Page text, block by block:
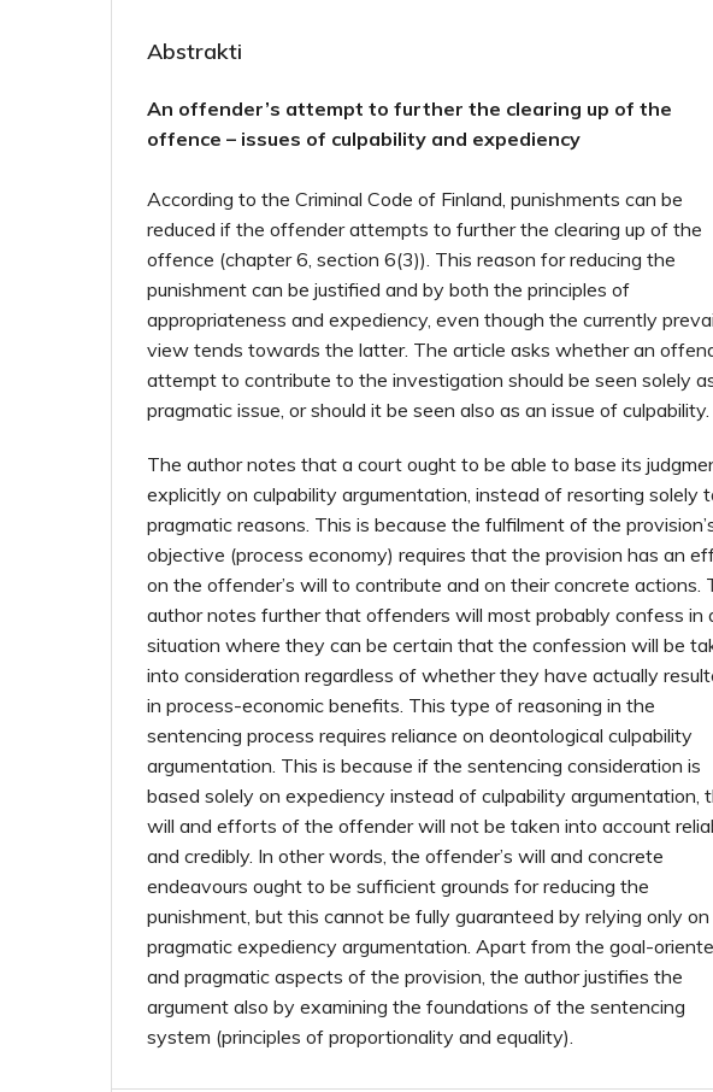
Abstrakti
An offender’s attempt to further the clearing up of the
offence – issues of culpability and expediency
According to the Criminal Code of Finland, punishments can be
reduced if the offender attempts to further the clearing up of the
offence (chapter 6, section 6(3)). This reason for reducing the
punishment can be justified and by both the principles of
appropriateness and expediency, even though the currently
view tends towards the latter. The article asks whether an
attempt to contribute to the investigation should be seen solely
pragmatic issue, or should it be seen also as an issue of culpability.
The author notes that a court ought to be able to base its
explicitly on culpability argumentation, instead of resorting solely
pragmatic reasons. This is because the fulfilment of the
objective (process economy) requires that the provision has an
on the offender’s will to contribute and on their concrete actions.
author notes further that offenders will most probably confess in
situation where they can be certain that the confession will be
into consideration regardless of whether they have actually
in process-economic benefits. This type of reasoning in the
sentencing process requires reliance on deontological culpability
argumentation. This is because if the sentencing consideration is
based solely on expediency instead of culpability argumentation,
will and efforts of the offender will not be taken into account
and credibly. In other words, the offender’s will and concrete
endeavours ought to be sufficient grounds for reducing the
punishment, but this cannot be fully guaranteed by relying only on
pragmatic expediency argumentation. Apart from the goal-
and pragmatic aspects of the provision, the author justifies the
argument also by examining the foundations of the sentencing
system (principles of proportionality and equality).